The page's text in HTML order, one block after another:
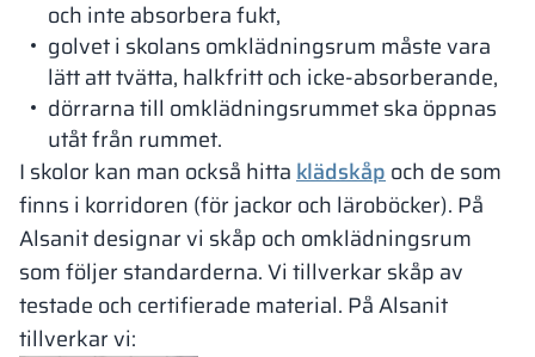
och inte absorbera fukt,
golvet i skolans omklädningsrum måste vara
lätt att tvätta, halkfritt och icke-absorberande,
dörrarna till omklädningsrummet ska öppnas
utåt från rummet.
I skolor kan man också hittaklädskåpoch de som
finns i korridoren (för jackor och läroböcker). På
Alsanit designar vi skåp och omklädningsrum
som följer standarderna. Vi tillverkar skåp av
testade och certifierade material. På Alsanit
tillverkar vi: